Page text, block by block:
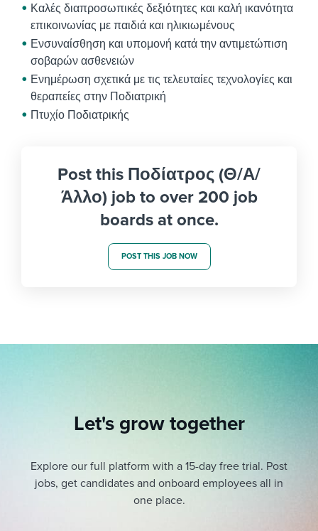
Καλές διαπροσωπικές δεξιότητες και καλή ικανότητα
επικοινωνίας με παιδιά και ηλικιωμένους
Ενσυναίσθηση και υπομονή κατά την αντιμετώπιση
σοβαρών ασθενειών
Ενημέρωση σχετικά με τις τελευταίες τεχνολογίες και
θεραπείες στην Ποδιατρική
Πτυχίο Ποδιατρικής
Post this Ποδίατρος (Θ/Α/
Άλλο) job to over 200 job
boards at once.
POST THIS JOB NOW
Let's grow together
Explore our full platform with a 15-day free trial. Post
jobs, get candidates and onboard employees all in
one place.